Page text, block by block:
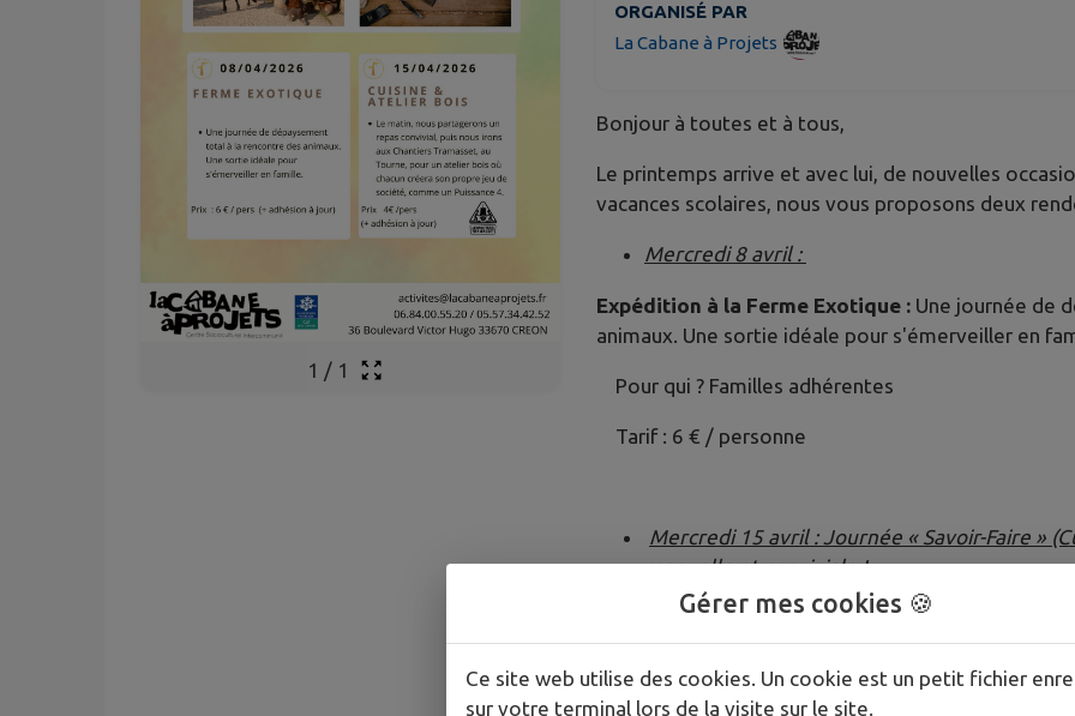
1 / 1
ORGANISÉ PAR
La Cabane à Projets
Bonjour à toutes et à tous,
Le printemps arrive et avec lui, de nouvelles
vacances scolaires, nous vous proposons deux
Mercredi 8 avril :
Expédition à la Ferme Exotique : Une journée de
animaux. Une sortie idéale pour s'émerveiller en
Pour qui ? Familles adhérentes
Tarif : 6 € / personne
Mercredi 15 avril : Journée « Savoir-Faire »
manuelle et conviviale !
Le matin, nous préparerons ensemble un délicieux
ambiance chaleureuse. Après ce moment de
Tramasset, à le Tourne, pour un atelier bois.
société en bois, type Puissance 4.
Gérer mes cookies 🍪
Ce site web utilise des cookies. Un cookie est un petit fichier
sur votre terminal lors de la visite sur le site.